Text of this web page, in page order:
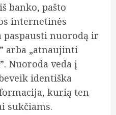
banko, pašto
internetinės
paspausti nuorodą ir
arba „atnaujinti
Nuoroda veda į
identiška
kurią ten
sukčiams.